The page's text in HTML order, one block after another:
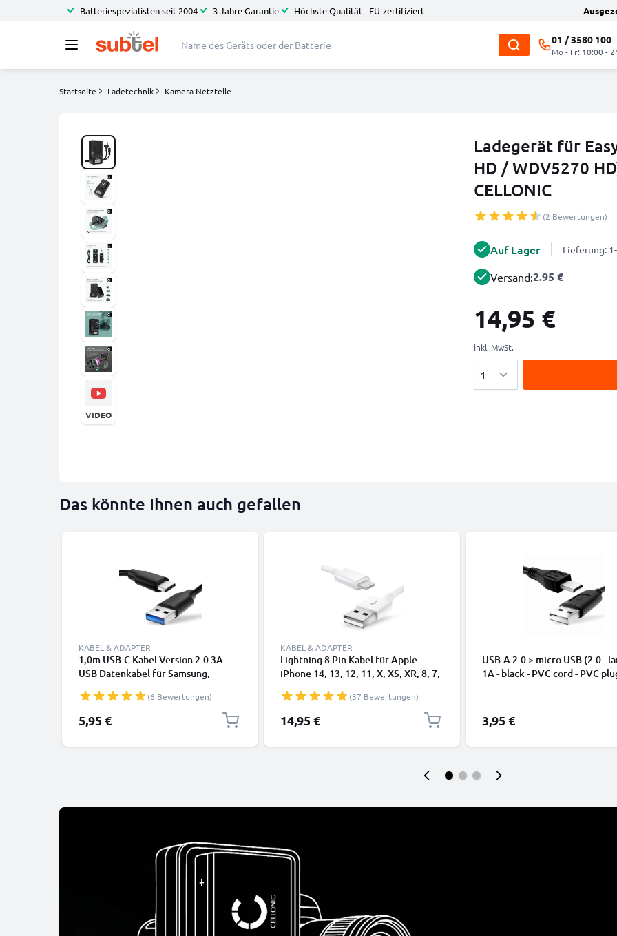
Batteriespezialisten seit 2004 3 Jahre Garantie Höchste Qualität - EU-zertifiziert
01 / 3580 100
Mo - Fr: 10:00 -
Startseite Ladetechnik Kamera Netzteile
Ladegerät für
HD / WDV5270
CELLONIC
(2 Bewertungen)
VIDEO
Auf Lager Lieferung:
Versand:2.95 €
14,95 €
inkl. MwSt.
Das könnte Ihnen auch gefallen
KABEL & ADAPTER
1,0m USB-C Kabel Version 2.0 3A -
USB Datenkabel für Samsung,
Canon, Panasonic Lumix, Sony,
GoPro uvm PVC schwarz
(6 Bewertungen)
5,95 €
KABEL & ADAPTER
Lightning 8 Pin Kabel für Apple
iPhone 14, 13, 12, 11, X, XS, XR, 8, 7,
Datenkabel für Smartphone
(37 Bewertungen)
14,95 €
USB-A 2.0 > micro USB (2.0 -
1A - black - PVC cord - PVC
3,95 €